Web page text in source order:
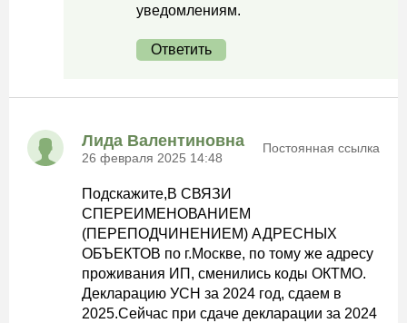
уведомлениям.
Ответить
Лида Валентиновна
26 февраля 2025 14:48
Постоянная ссылка
Подскажите,В СВЯЗИ
СПЕРЕИМЕНОВАНИЕМ
(ПЕРЕПОДЧИНЕНИЕМ) АДРЕСНЫХ
ОБЪЕКТОВ по г.Москве, по тому же адресу
проживания ИП, сменились коды ОКТМО.
Декларацию УСН за 2024 год, сдаем в
2025.Сейчас при сдаче декларации за 2024